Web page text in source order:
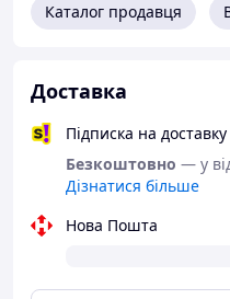
Каталог продавця
Доставка
Підписка на
Безкоштовно — у
Дізнатися більше
Нова Пошта